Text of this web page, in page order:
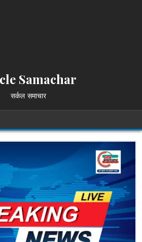
Samachar
सर्कल समाचार